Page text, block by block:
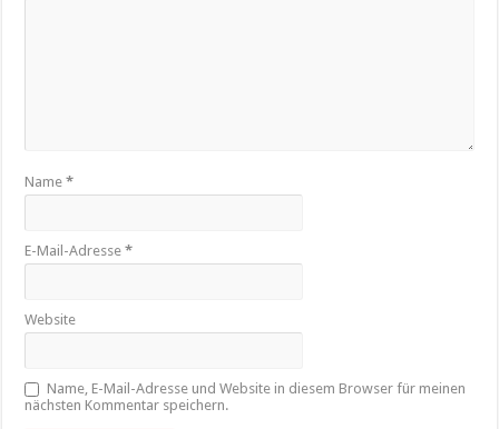
Name*
E-Mail-Adresse*
Website
Name, E-Mail-Adresse und Website in diesem Browser für meinen
nächsten Kommentar speichern.